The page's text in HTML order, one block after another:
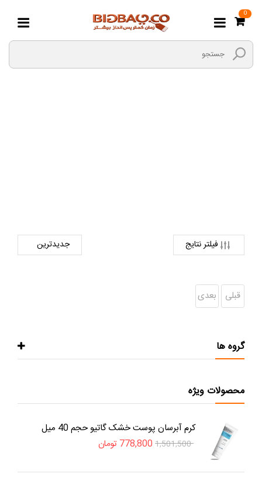
0
فیلتر نتایج
قبلی بعدی
گروه ها
محصولات ویژه
کرم آبرسان پوست خشک گاتیو حجم 40 میل
1,501,500
778,800 تومان